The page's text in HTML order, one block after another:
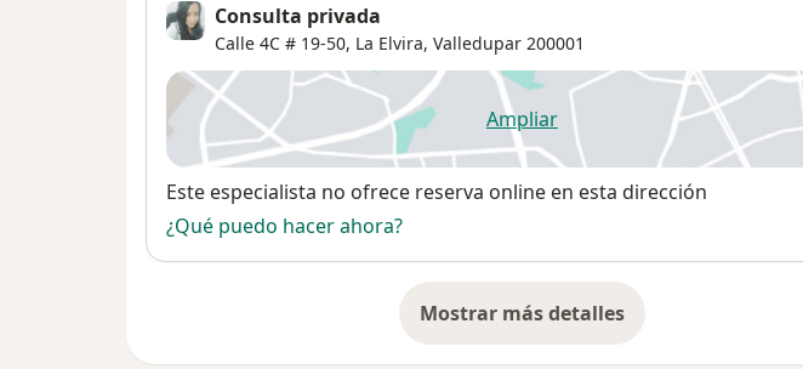
Consulta privada
Calle 4C # 19-50, La Elvira, Valledupar 200001
Ampliarse abre en una nueva pestaña
Disponibilidad
Este especialista no ofrece reserva online en esta dirección
¿Qué puedo hacer ahora?
Mostrar más detalles
sobre la dirección